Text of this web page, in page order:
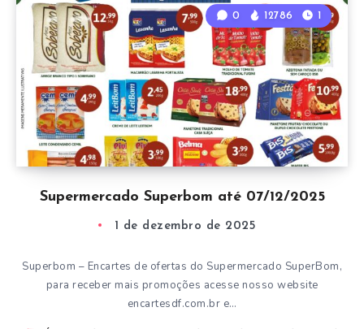
Supermercado Superbom até 07/12/2025
0 12786 1
1 de dezembro de 2025
Superbom – Encartes de ofertas do Supermercado SuperBom,
para receber mais promoções acesse nosso website
encartesdf.com.br e…